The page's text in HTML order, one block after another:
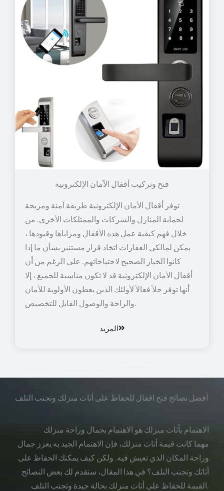
توفر أقفال الأمان الإلكترونية طريقة آمنة ومريحة
لحماية المنازل والشركات والممتلكات الأخرى. من
خلال فهم كيفية عمل هذه الأقفال ومزاياها وقيودها ،
يمكن لمالكي العقارات اتخاذ قرار مستنير بشأن ما إذا
كانوا الخيار الصحيح لاحتياجاتهم. على الرغم من أن
أقفال الأمان الإلكترونية قد لا تكون مناسبة للجميع ، إلا
أنها توفر حلاً فعالاً لأولئك الذين يعطون الأولوية للأمان
والراحة والوصول القابل للتخصيص.
المزيد
أفضل نصائح فتح اقفال للحفاظ على أثاث منزلك وتجنب التلف
الاهتمام بأثاث منزلك هو الاهتمام بجمال وراحة منزلك
مهما كانت قيمة أثاث منزلك، فإن الاهتمام الجيد به يعزز جمال
وراحة المكان الذي تعيش فيه. ولكن كيف يمكنك الحفاظ على
أثاثك وتجنب التلف؟ في هذا المقال، سنقدم لك بعض النصائح
القيمة للحفاظ على أثاث منزلك بحالة جيدة وتجنب التلف.